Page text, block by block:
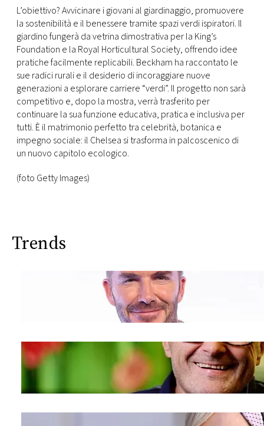
CONSIGLIA
L’obiettivo? Avvicinare i giovani al giardinaggio, promuovere
la sostenibilità e il benessere tramite spazi verdi ispiratori. Il
giardino fungerà da vetrina dimostrativa per la King’s
Foundation e la Royal Horticultural Society, offrendo idee
pratiche facilmente replicabili. Beckham ha raccontato le
sue radici rurali e il desiderio di incoraggiare nuove
generazioni a esplorare carriere “verdi”. Il progetto non sarà
competitivo e, dopo la mostra, verrà trasferito per
continuare la sua funzione educativa, pratica e inclusiva per
tutti. È il matrimonio perfetto tra celebrità, botanica e
impegno sociale: il Chelsea si trasforma in palcoscenico di
un nuovo capitolo ecologico.
(foto Getty Images)
Trends